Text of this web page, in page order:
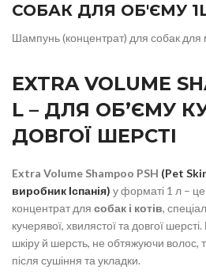
СОБАК ДЛЯ ОБ'ЄМУ
Шампунь (концентрат) для собак
EXTRA VOLUME
L – ДЛЯ ОБ’ЄМУ
ДОВГОЇ ШЕРСТІ
Extra Volume Shampoo PSH (Pet
виробник Іспанія) у форматі 1 л –
концентрат для собак і котів,
кучерявої, хвилястої та довгої
шкіру й шерсть, не обтяжуючи волос,
після сушіння та укладки.